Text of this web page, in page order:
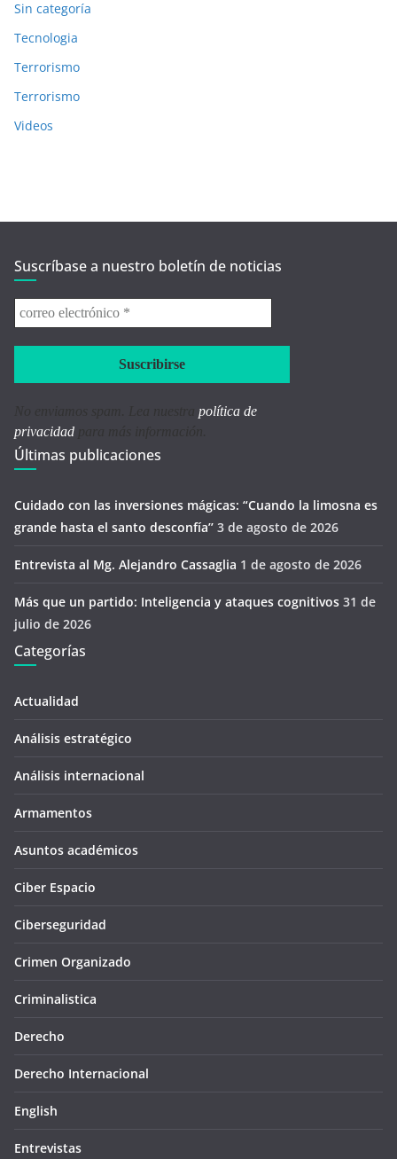
Sin categoría
Tecnologia
Terrorismo
Terrorismo
Videos
Suscríbase a nuestro boletín de noticias
política de
privacidad
Últimas publicaciones
Cuidado con las inversiones mágicas: “Cuando la limosna es
grande hasta el santo desconfía’’ 3 de agosto de 2026
Entrevista al Mg. Alejandro Cassaglia 1 de agosto de 2026
Más que un partido: Inteligencia y ataques cognitivos 31 de
julio de 2026
Categorías
Actualidad
Análisis estratégico
Análisis internacional
Armamentos
Asuntos académicos
Ciber Espacio
Ciberseguridad
Crimen Organizado
Criminalistica
Derecho
Derecho Internacional
English
Entrevistas